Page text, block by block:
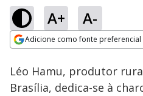
A+ A-
Adicione como fonte preferencial
Ativar
Loaded:
11.51%
Léo Hamu, produtor
Brasília, dedica-se à